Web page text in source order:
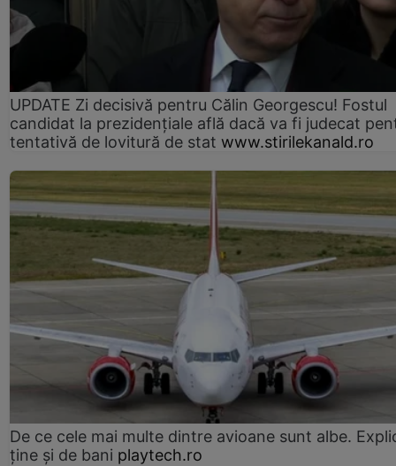
UPDATE Zi decisivă pentru Călin Georgescu! Fostul
candidat la prezidențiale află dacă va fi judecat
tentativă de lovitură de stat www.stirilekanald.ro
De ce cele mai multe dintre avioane sunt albe.
ține și de bani playtech.ro